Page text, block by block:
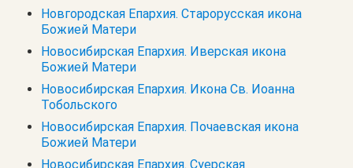
Новгородская Епархия. Старорусская икона
Божией Матери
Новосибирская Епархия. Иверская икона
Божией Матери
Новосибирская Епархия. Икона Св. Иоанна
Тобольского
Новосибирская Епархия. Почаевская икона
Божией Матери
Новосибирская Епархия. Суерская